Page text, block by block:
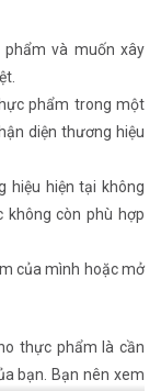
và muốn xây
phẩm trong một
diện thương hiệu
hiệu hiện tại không
không còn phù hợp
của mình hoặc mở
thực phẩm là cần
bạn. Bạn nên xem